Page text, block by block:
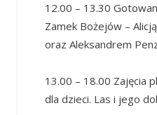
12.00 – 13.30
Zamek Bożejów –
oraz Aleksandrem
13.00 – 18.00 Zajęcia
dla dzieci. Las i jego